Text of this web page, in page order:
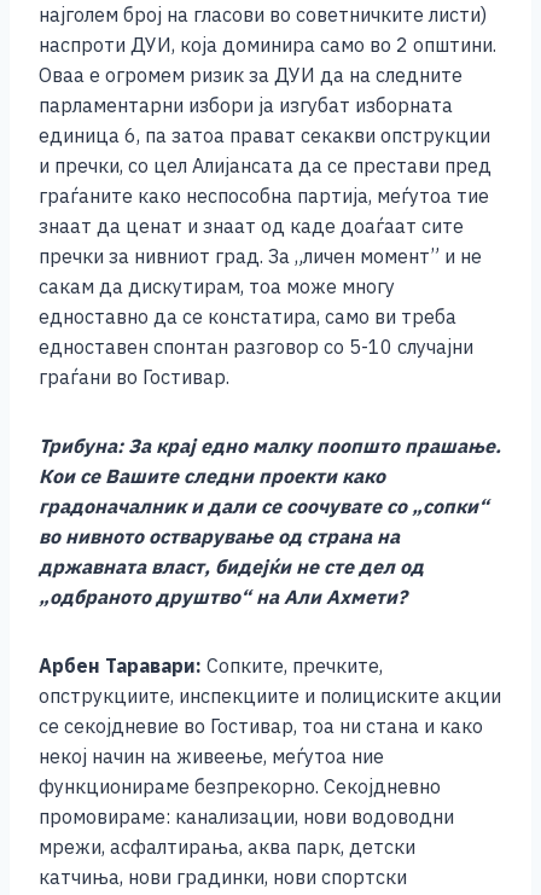
најголем број на гласови во советничките листи)
наспроти ДУИ, која доминира само во 2 општини.
Оваа е огромем ризик за ДУИ да на следните
парламентарни избори ја изгубат изборната
единица 6, па затоа прават секакви опструкции
и пречки, со цел Алијансата да се престави пред
граѓаните како неспособна партија, меѓутоа тие
знаат да ценат и знаат од каде доаѓаат сите
пречки за нивниот град. За „личен момент” и не
сакам да дискутирам, тоа може многу
едноставно да се констатира, само ви треба
едноставен спонтан разговор со 5-10 случајни
граѓани во Гостивар.
Трибуна: За крај едно малку поопшто прашање.
Кои се Вашите следни проекти како
градоначалник и дали се соочувате со „сопки“
во нивното остварување од страна на
државната власт, бидејќи не сте дел од
„одбраното друштво“ на Али Ахмети?
Арбен Таравари: Сопките, пречките,
опструкциите, инспекциите и полициските акции
се секојдневие во Гостивар, тоа ни стана и како
некој начин на живеење, меѓутоа ние
функционираме безпрекорно. Секојдневно
промовираме: канализации, нови водоводни
мрежи, асфалтирања, аква парк, детски
катчиња, нови градинки, нови спортски